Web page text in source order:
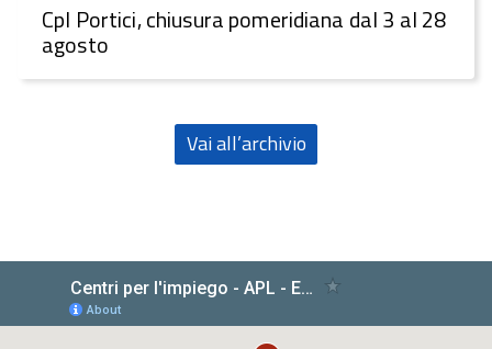
CpI Portici, chiusura pomeridiana dal 3 al 28
agosto
Vai all’archivio